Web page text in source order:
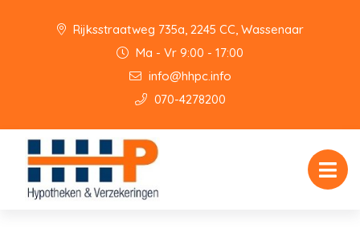
Rijksstraatweg 735a, 2245 CC, Wassenaar
Ma - Vr 9:00 - 17:00
info@hhpc.info
070-4278200